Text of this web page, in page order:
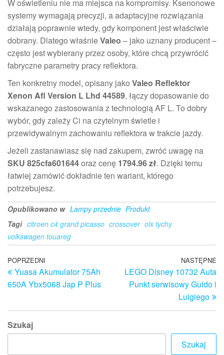
W oświetleniu nie ma miejsca na kompromisy. Ksenonowe
systemy wymagają precyzji, a adaptacyjne rozwiązania
działają poprawnie wtedy, gdy komponent jest właściwie
dobrany. Dlatego właśnieValeo – jako uznany producent –
często jest wybierany przez osoby, które chcą przywrócić
fabryczne parametry pracy reflektora.
Ten konkretny model, opisany jako Valeo Reflektor
Xenon Afl Version L Lhd 44589, łączy dopasowanie do
wskazanego zastosowania z technologią AF L. To dobry
wybór, gdy zależy Ci na czytelnym świetle i
przewidywalnym zachowaniu reflektora w trakcie jazdy.
Jeżeli zastanawiasz się nad zakupem, zwróć uwagę na
SKU 825cfa601644oraz cenę 1794.96 zł. Dzięki temu
łatwiej zamówić dokładnie ten wariant, którego
potrzebujesz.
Opublikowano w Lampy przednie Produkt
Tagi citroen c4 grand picasso crossover olx tychy
volkswagen touareg
Nawigacja
wpisu
Poprzedni
wpis
POPRZEDNI
Yuasa Akumulator 75Ah
650A Ybx5068 Jap P Plus
NASTĘPNE
LEGO Disney 10732 Auta
Punkt serwisowy Guido i
Luigiego
Szukaj
Szukaj